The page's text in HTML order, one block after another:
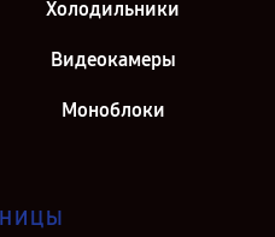
Холодильники
Видеокамеры
Моноблоки